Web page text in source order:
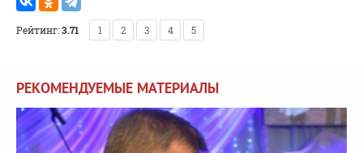
Рейтинг:3.71 1 2 3 4 5
РЕКОМЕНДУЕМЫЕ МАТЕРИАЛЫ